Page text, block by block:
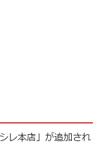
レ本店」が追加され